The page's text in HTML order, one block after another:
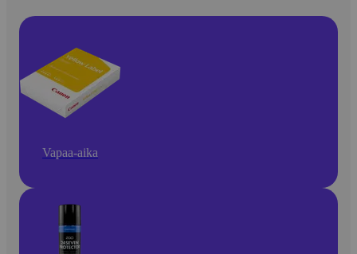
Vapaa-aika